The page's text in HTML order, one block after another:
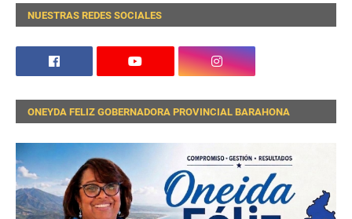
NUESTRAS REDES SOCIALES
ONEYDA FELIZ GOBERNADORA PROVINCIAL BARAHONA